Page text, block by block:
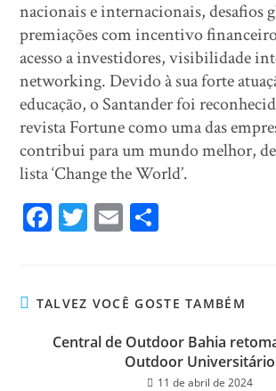
nacionais e internacionais, desafios
premiações com incentivo
acesso a investidores, visibilidade
networking. Devido à sua forte
educação, o Santander foi
revista Fortune como uma das
contribui para um mundo melhor,
lista ‘Change the World’.
Fa
ok
T
er
E
TALVEZ VOCÊ GOSTE TAMBÉM
Central de Outdoor Bahia
Outdoor Universitário
11 de abril de 2024